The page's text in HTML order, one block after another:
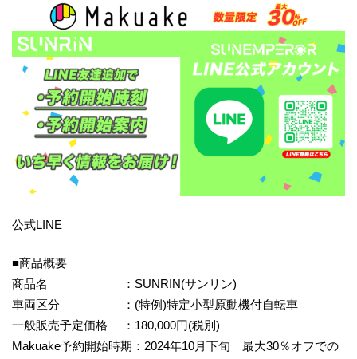
公式LINE
■商品概要
商品名 ：SUNRIN(サンリン)
車両区分 ：(特例)特定小型原動機付自転車
一般販売予定価格 ：180,000円(税別)
Makuake予約開始時期：2024年10月下旬 最大30％オフでの